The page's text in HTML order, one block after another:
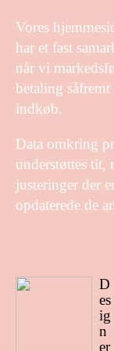
Vores
har et fast
når vi
betaling
indkøb.
Data omkring
understøttes tit,
justeringer der
opdaterede de
D
es
ig
n
er